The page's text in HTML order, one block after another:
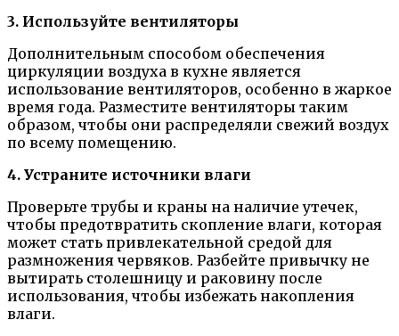
3. Используйте вентиляторы
Дополнительным способом обеспечения
циркуляции воздуха в кухне является
использование вентиляторов, особенно в жаркое
время года. Разместите вентиляторы таким
образом, чтобы они распределяли свежий воздух
по всему помещению.
4. Устраните источники влаги
Проверьте трубы и краны на наличие утечек,
чтобы предотвратить скопление влаги, которая
может стать привлекательной средой для
размножения червяков. Разбейте привычку не
вытирать столешницу и раковину после
использования, чтобы избежать накопления
влаги.